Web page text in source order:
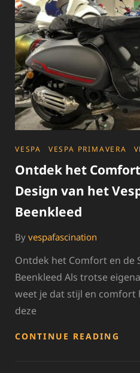
CATEGORIES
VESPA VESPA PRIMAVERA
Ontdek het
Design van het
Beenkleed
By vespafascination
Ontdek het Comfort en de
Beenkleed Als trotse
weet je dat stijl en comfort
deze
CONTINUE READING